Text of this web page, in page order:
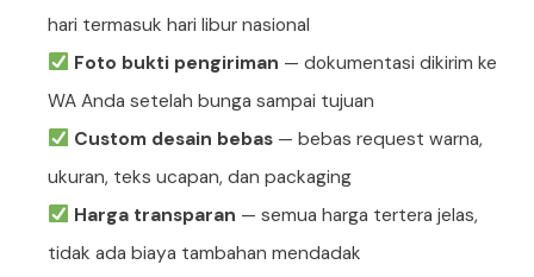
hari termasuk hari libur nasional
Foto bukti pengiriman — dokumentasi dikirim ke
WA Anda setelah bunga sampai tujuan
Custom desain bebas— bebas request warna,
ukuran, teks ucapan, dan packaging
Harga transparan — semua harga tertera jelas,
tidak ada biaya tambahan mendadak